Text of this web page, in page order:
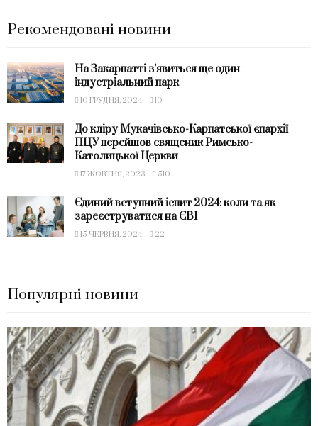
Рекомендовані новини
На Закарпатті з’явиться ще один
індустріальний парк
10 ГРУДНЯ, 2024 10
До кліру Мукачівсько-Карпатської єпархії
ПЦУ перейшов священик Римсько-
Католицької Церкви
17 ЖОВТНЯ, 2023 510
Єдиний вступний іспит 2024: коли та як
зареєструватися на ЄВІ
15 ЧЕРВНЯ, 2024 22
Популярні новини